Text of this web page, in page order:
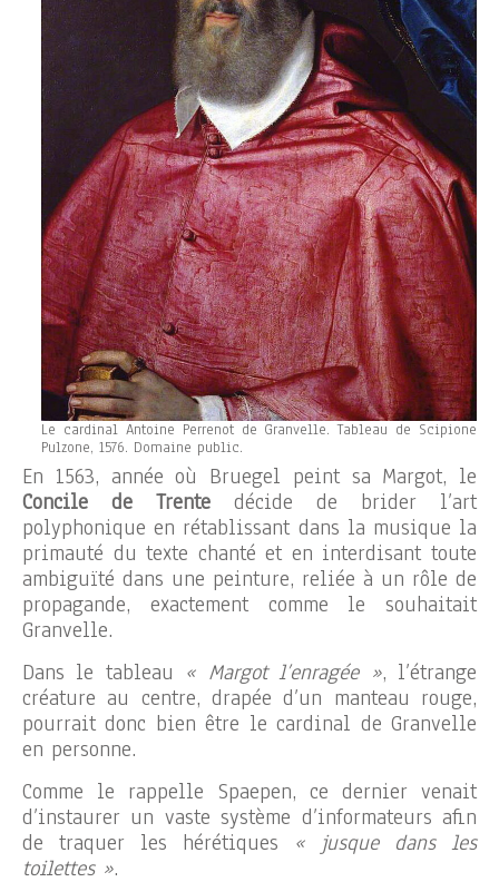
Le cardinal Antoine Perrenot de Granvelle. Tableau de Scipione
Pulzone, 1576. Domaine public.
En 1563, année où Bruegel peint sa Margot, le
Concile de Trente décide de brider l’art
polyphonique en rétablissant dans la musique la
primauté du texte chanté et en interdisant toute
ambiguïté dans une peinture, reliée à un rôle de
propagande, exactement comme le souhaitait
Granvelle.
Dans le tableau « Margot l’enragée », l’étrange
créature au centre, drapée d’un manteau rouge,
pourrait donc bien être le cardinal de Granvelle
en personne.
Comme le rappelle Spaepen, ce dernier venait
d’instaurer un vaste système d’informateurs afin
de traquer les hérétiques « jusque dans les
toilettes ».